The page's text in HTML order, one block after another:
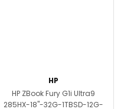
HP
HP ZBook Fury G1i Ultra9
285HX-18''-32G-1TBSD-12G-